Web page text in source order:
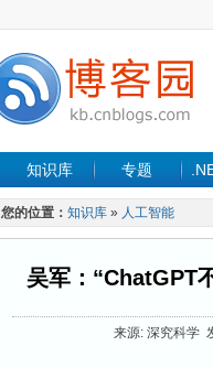
知识库 专题
您的位置： 知识库 » 人工智能
吴军：“ChatGPT
来源: 深究科学